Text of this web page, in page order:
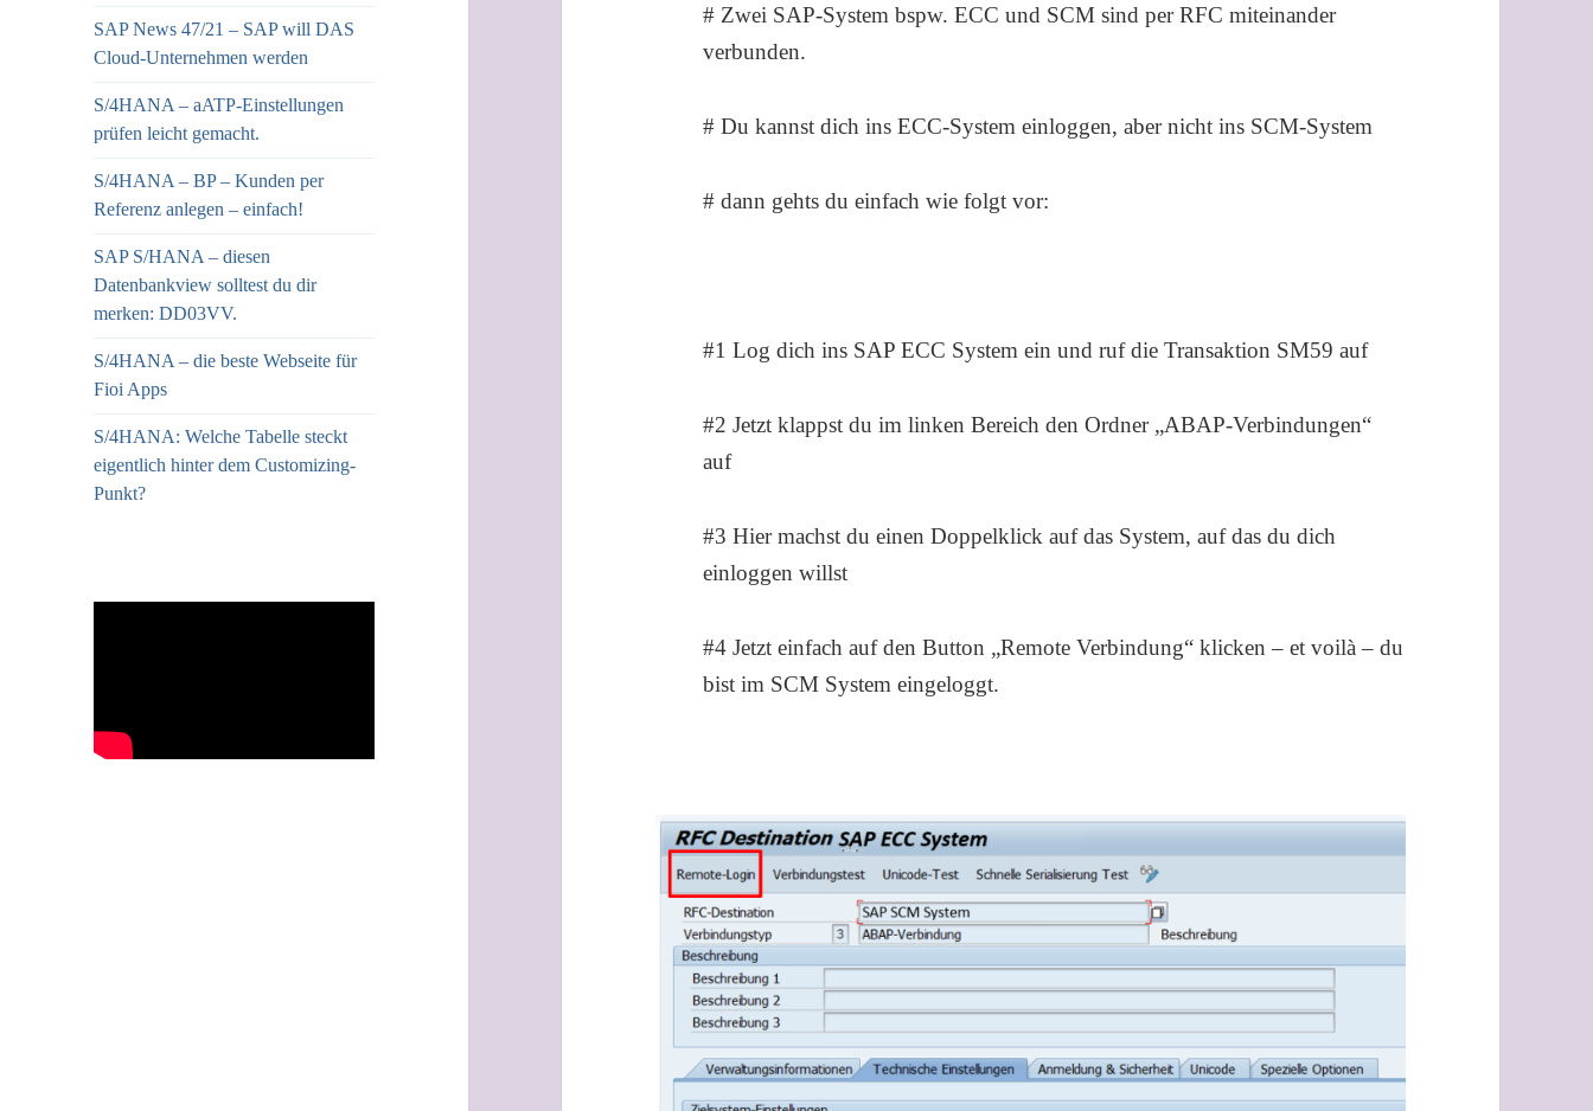
SAP News 47/21 – SAP will DAS
Cloud-Unternehmen werden
S/4HANA – aATP-Einstellungen
prüfen leicht gemacht.
S/4HANA – BP – Kunden per
Referenz anlegen – einfach!
SAP S/HANA – diesen
Datenbankview solltest du dir
merken: DD03VV.
S/4HANA – die beste Webseite für
Fioi Apps
S/4HANA: Welche Tabelle steckt
eigentlich hinter dem Customizing-
Punkt?
# Zwei SAP-System bspw. ECC und SCM sind per RFC miteinander
verbunden.
# Du kannst dich ins ECC-System einloggen, aber nicht ins SCM-System
# dann gehts du einfach wie folgt vor:
#1 Log dich ins SAP ECC System ein und ruf die Transaktion SM59 auf
#2 Jetzt klappst du im linken Bereich den Ordner „ABAP-Verbindungen“
auf
#3 Hier machst du einen Doppelklick auf das System, auf das du dich
einloggen willst
#4 Jetzt einfach auf den Button „Remote Verbindung“ klicken – et voilà – du
bist im SCM System eingeloggt.